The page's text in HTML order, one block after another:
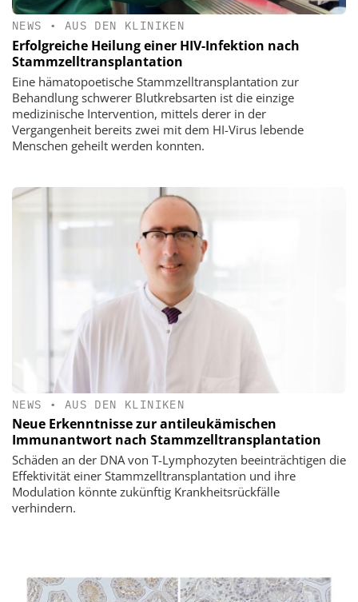
NEWS • AUS DEN KLINIKEN
Erfolgreiche Heilung einer HIV-Infektion nach
Stammzelltransplantation
Eine hämatopoetische Stammzelltransplantation zur
Behandlung schwerer Blutkrebsarten ist die einzige
medizinische Intervention, mittels derer in der
Vergangenheit bereits zwei mit dem HI-Virus lebende
Menschen geheilt werden konnten.
NEWS • AUS DEN KLINIKEN
Neue Erkenntnisse zur antileukämischen
Immunantwort nach Stammzelltransplantation
Schäden an der DNA von T-Lymphozyten beeinträchtigen die
Effektivität einer Stammzelltransplantation und ihre
Modulation könnte zukünftig Krankheitsrückfälle
verhindern.